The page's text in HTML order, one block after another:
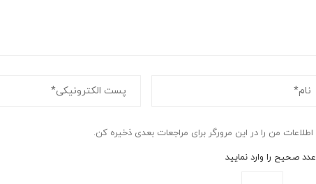
اطلاعات من را در این مرورگر برای مراجعات بعدی ذخیره کن.
عدد صحیح را وارد نمایید